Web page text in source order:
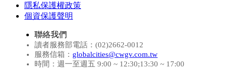
隱私保護權政策
個資保護聲明
聯絡我們
讀者服務部電話：(02)2662-0012
服務信箱： globalcities@cwgv.com.tw
時間：週一至週五 9:00 ~ 12:30;13:30 ~ 17:00